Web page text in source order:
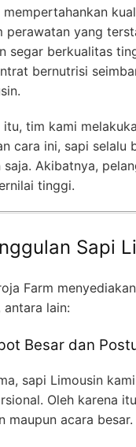
mempertahankan
perawatan yang
segar berkualitas
bernutrisi
itu, tim kami
cara ini, sapi selalu
saja. Akibatnya,
tinggi.
Sapi
Farm
antara lain:
Besar dan
sapi Limousin
Oleh karena
maupun acara besar.